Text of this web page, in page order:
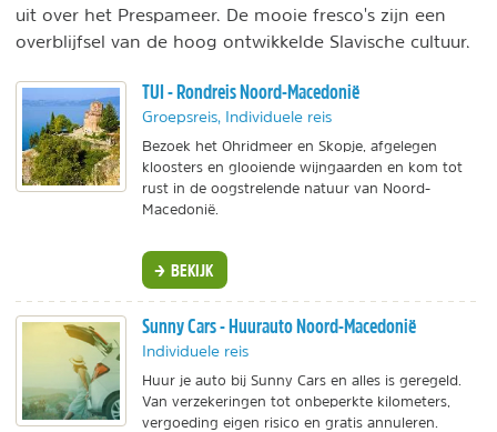
uit over het Prespameer. De mooie fresco's zijn een
overblijfsel van de hoog ontwikkelde Slavische cultuur.
TUI - Rondreis Noord-Macedonië
Groepsreis, Individuele reis
Bezoek het Ohridmeer en Skopje, afgelegen
kloosters en glooiende wijngaarden en kom tot
rust in de oogstrelende natuur van Noord-
Macedonië.
BEKIJK
Sunny Cars - Huurauto Noord-Macedonië
Individuele reis
Huur je auto bij Sunny Cars en alles is geregeld.
Van verzekeringen tot onbeperkte kilometers,
vergoeding eigen risico en gratis annuleren.